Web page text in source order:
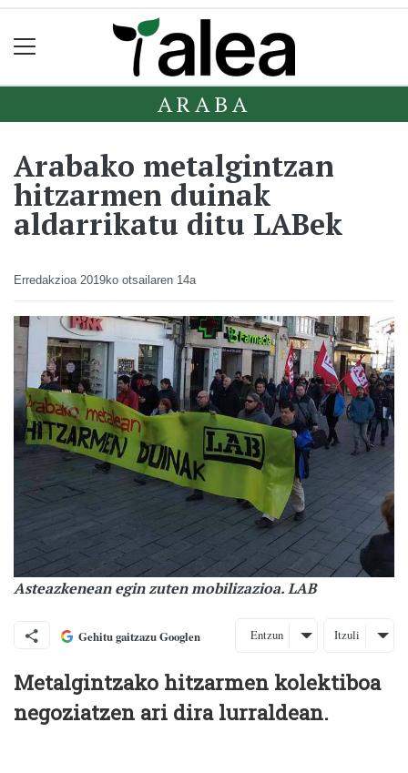
ARABA
Arabako metalgintzan
hitzarmen duinak
aldarrikatu ditu LABek
Erredakzioa 2019ko otsailaren 14a
Asteazkenean egin zuten mobilizazioa. LAB
Gehitu gaitzazu Googlen Entzun Itzuli
Metalgintzako hitzarmen kolektiboa
negoziatzen ari dira lurraldean.